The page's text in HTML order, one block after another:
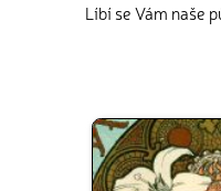
Líbí se Vám naše